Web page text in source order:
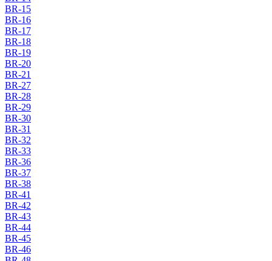
BR-15
BR-16
BR-17
BR-18
BR-19
BR-20
BR-21
BR-27
BR-28
BR-29
BR-30
BR-31
BR-32
BR-33
BR-36
BR-37
BR-38
BR-41
BR-42
BR-43
BR-44
BR-45
BR-46